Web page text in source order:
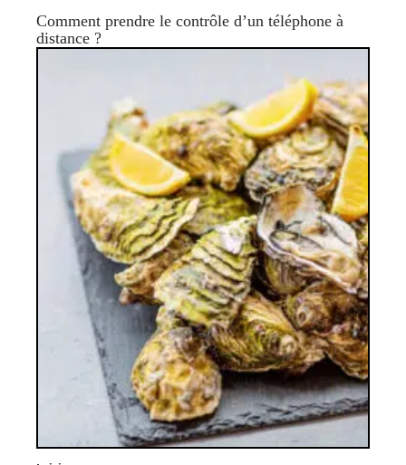
Comment prendre le contrôle d’un téléphone à
distance ?